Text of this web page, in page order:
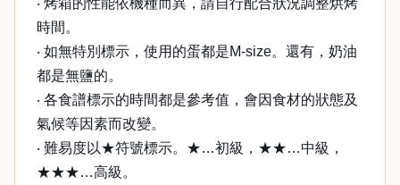
‧ 烤箱的性能依機種而異，請自行配合狀況調整烘烤
時間。
‧ 如無特別標示，使用的蛋都是M-size。還有，奶油
都是無鹽的。
‧ 各食譜標示的時間都是參考值，會因食材的狀態及
氣候等因素而改變。
‧ 難易度以★符號標示。★…初級，★★…中級，
★★★…高級。